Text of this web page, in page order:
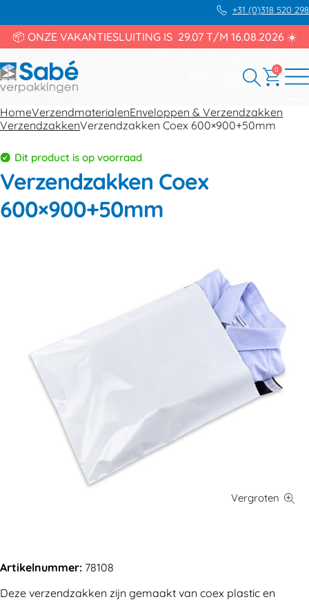
+31 (0)318 520 298
📦 ONZE VAKANTIESLUITING IS 29.07 T/M 16.08.2026 ☀️
0
HomeVerzendmaterialenEnveloppen & Verzendzakken
VerzendzakkenVerzendzakken Coex 600×900+50mm
Dit product is op voorraad
Verzendzakken Coex
600×900+50mm
Artikelnummer: 78108
Deze verzendzakken zijn gemaakt van coex plastic en